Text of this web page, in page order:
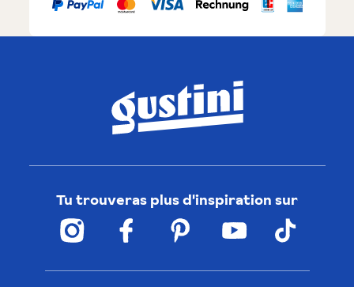
Tu trouveras plus d'inspiration sur